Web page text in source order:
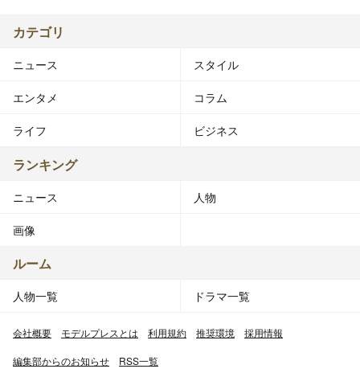
カテゴリ
ニュース スタイル
エンタメ コラム
ライフ ビジネス
ランキング
ニュース 人物
画像
ルーム
人物一覧 ドラマ一覧
会社概要 モデルプレスとは 利用規約 推奨環境 採用情報
編集部からのお知らせ RSS一覧